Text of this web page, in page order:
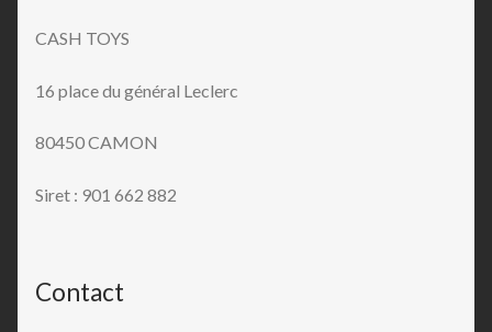
CASH TOYS
16 place du général Leclerc
80450 CAMON
Siret : 901 662 882
Contact